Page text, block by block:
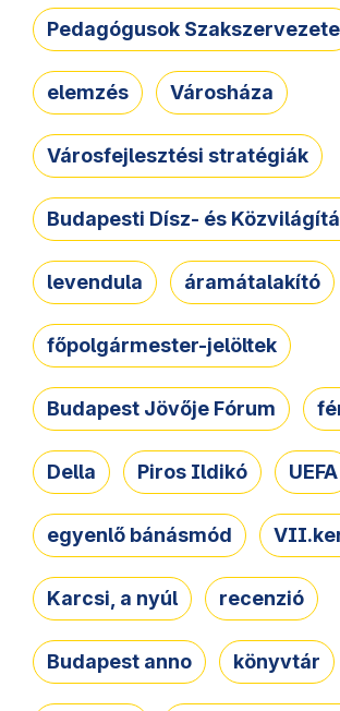
Pedagógusok Szakszervezete
elemzés Városháza
Városfejlesztési stratégiák
Budapesti Dísz- és
levendula áramátalakító
főpolgármester-jelöltek
Budapest Jövője Fórum
Della Piros Ildikó UEFA
egyenlő bánásmód
Karcsi, a nyúl recenzió
Budapest anno könyvtár